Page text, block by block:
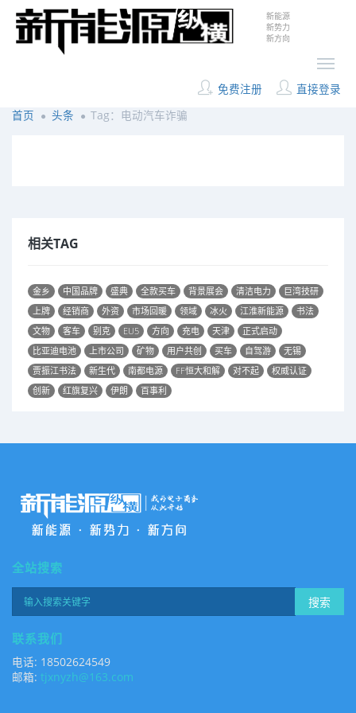
新能源
新势力
新方向
免费注册
直接登录
首页
头条 Tag：电动汽车诈骗
相关TAG
金乡 中国品牌 盛典 全款买车 背景展会 清洁电力
巨湾技研
上牌
经销商 外资 市场回暖 领域 冰火 江淮新能源
书法
文物
客车 别克 EU5 方向 充电 天津
正式启动
比亚迪电池
上市公司 矿物 用户共创 买车 自驾游
无锡
贾振江书法
新生代 南都电源 FF恒大和解 对不起
权威认证
创新
红旗复兴 伊朗 百事利
全站搜索
搜索
联系我们
电话: 18502624549
邮箱: tjxnyzh@163.com